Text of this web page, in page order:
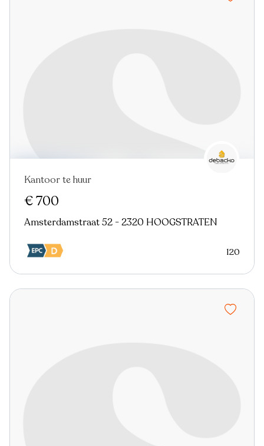
Kantoor te huur
€ 700
Amsterdamstraat 52 - 2320 HOOGSTRATEN
120